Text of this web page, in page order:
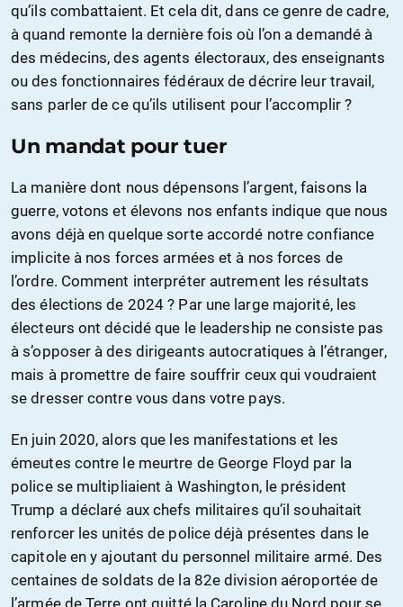
qu’ils combattaient. Et cela dit, dans ce genre de cadre,
à quand remonte la dernière fois où l’on a demandé à
des médecins, des agents électoraux, des enseignants
ou des fonctionnaires fédéraux de décrire leur travail,
sans parler de ce qu’ils utilisent pour l’accomplir ?
Un mandat pour tuer
La manière dont nous dépensons l’argent, faisons la
guerre, votons et élevons nos enfants indique que nous
avons déjà en quelque sorte accordé notre confiance
implicite à nos forces armées et à nos forces de
l’ordre. Comment interpréter autrement les résultats
des élections de 2024 ? Par une large majorité, les
électeurs ont décidé que le leadership ne consiste pas
à s’opposer à des dirigeants autocratiques à l’étranger,
mais à promettre de faire souffrir ceux qui voudraient
se dresser contre vous dans votre pays.
En juin 2020, alors que les manifestations et les
émeutes contre le meurtre de George Floyd par la
police se multipliaient à Washington, le président
Trump a déclaré aux chefs militaires qu’il souhaitait
renforcer les unités de police déjà présentes dans le
capitole en y ajoutant du personnel militaire armé. Des
centaines de soldats de la 82e division aéroportée de